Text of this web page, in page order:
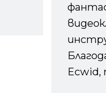
Ecwid,